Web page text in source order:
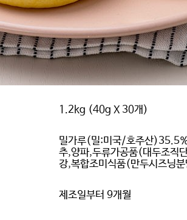
1.2kg (40g X 30개)
밀가루(밀:미국/호주산
추,양파,두류가공품(대두조직
강,복합조미식품(만두시즈닝
제조일부터 9개월